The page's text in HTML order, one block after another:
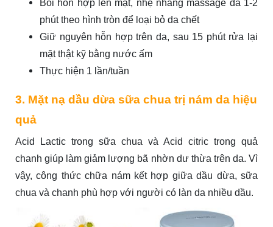
Bôi hỗn hợp lên mặt, nhẹ nhàng massage da 1-2
phút theo hình tròn để loại bỏ da chết
Giữ nguyên hỗn hợp trên da, sau 15 phút rửa lại
mặt thật kỹ bằng nước ấm
Thực hiện 1 lần/tuần
3. Mặt nạ dầu dừa sữa chua trị nám da hiệu
quả
Acid Lactic trong sữa chua và Acid citric trong quả
chanh giúp làm giảm lượng bã nhờn dư thừa trên da. Vì
vậy, công thức chữa nám kết hợp giữa dầu dừa, sữa
chua và chanh phù hợp với người có làn da nhiều dầu.